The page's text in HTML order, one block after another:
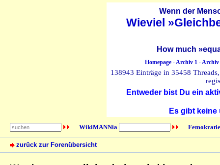
Wenn der
Wieviel
How much
Homepage-Archiv 1-Archiv
138943 Einträge in 35458
Entweder bist Du ein
Es gibt
WikiMANNia
zurück zur Forenübersicht